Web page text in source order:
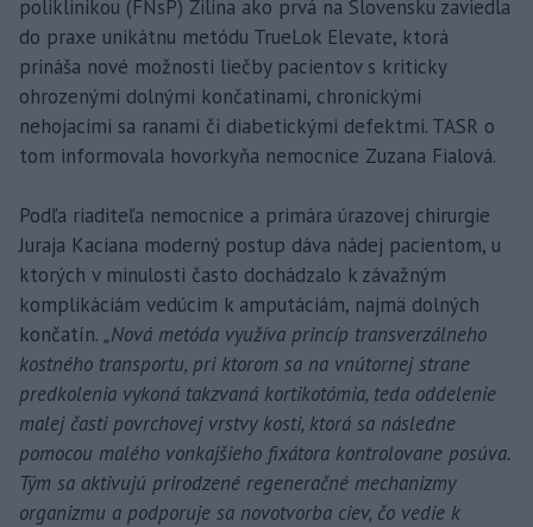
poliklinikou (FNsP) Žilina ako prvá na Slovensku zaviedla
do praxe unikátnu metódu TrueLok Elevate, ktorá
prináša nové možnosti liečby pacientov s kriticky
ohrozenými dolnými končatinami, chronickými
nehojacimi sa ranami či diabetickými defektmi. TASR o
tom informovala hovorkyňa nemocnice Zuzana Fialová.
Podľa riaditeľa nemocnice a primára úrazovej chirurgie
Juraja Kaciana moderný postup dáva nádej pacientom, u
ktorých v minulosti často dochádzalo k závažným
komplikáciám vedúcim k amputáciám, najmä dolných
končatín. „Nová metóda využíva princíp transverzálneho
kostného transportu, pri ktorom sa na vnútornej strane
predkolenia vykoná takzvaná kortikotómia, teda oddelenie
malej časti povrchovej vrstvy kosti, ktorá sa následne
pomocou malého vonkajšieho fixátora kontrolovane posúva.
Tým sa aktivujú prirodzené regeneračné mechanizmy
organizmu a podporuje sa novotvorba ciev, čo vedie k